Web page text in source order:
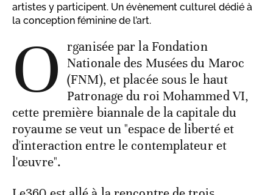
artistes y participent. Un évènement culturel dédié à
la conception féminine de l’art.
O rganisée par la Fondation
Nationale des Musées du Maroc
(FNM), et placée sous le haut
Patronage du roi Mohammed VI,
cette première biannale de la capitale du
royaume se veut un "espace de liberté et
d'interaction entre le contemplateur et
l'œuvre".